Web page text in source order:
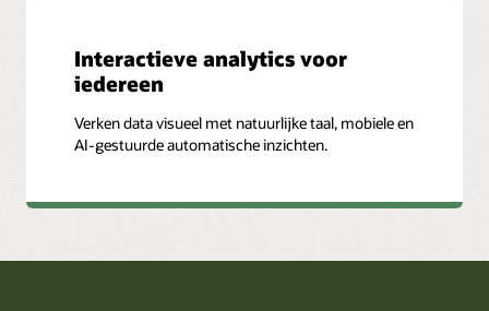
Interactieve analytics voor
iedereen
Verken data visueel met natuurlijke taal, mobiele en
AI-gestuurde automatische inzichten.